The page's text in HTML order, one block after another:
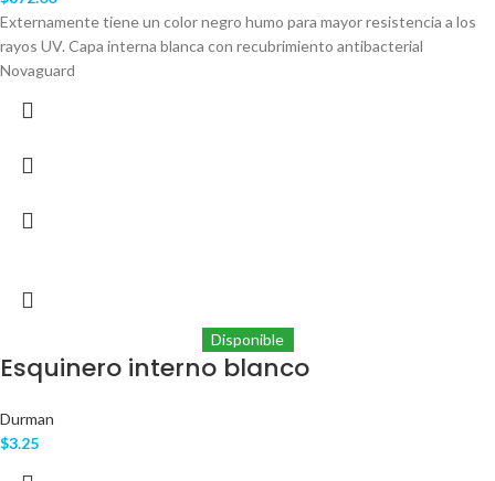
Externamente tiene un color negro humo para mayor resistencia a los
rayos UV. Capa interna blanca con recubrimiento antibacterial
Novaguard
Disponible
Esquinero interno blanco
Durman
$3.25